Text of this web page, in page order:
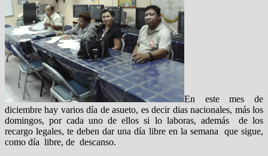
En este mes de
diciembre hay varios día de asueto, es decir dias nacionales, más los
domingos, por cada uno de ellos si lo laboras, además de los
recargo legales, te deben dar una día libre en la semana que sigue,
como día libre, de descanso.